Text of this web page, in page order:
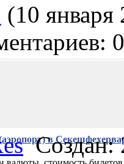
(10
в
Создан: